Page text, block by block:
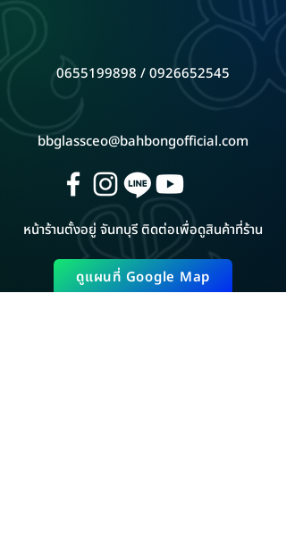
0655199898 / 0926652545
bbglassceo@bahbongofficial.com
หน้าร้านตั้งอยู่ จันทบุรี ติดต่อเพื่อดูสินค้าที่ร้าน
ดูแผนที่ Google Map